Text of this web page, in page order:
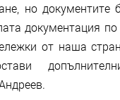
но документите
документация
от наша
допълнителни